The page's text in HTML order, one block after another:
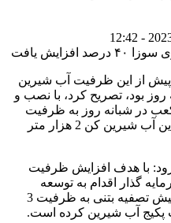
پیش از این ظرفیت آب شیرین
شبانه روز بود، تصریح کرد، با نصب و
جدید، 800 متر مکعب در شبانه روز به ظرفیت
سوزا اضافه و در حال حاضر تولید این آب شیرین کن 2 هزار متر
با هدف افزایش ظرفیت
گذار اقدام به توسعه
حوضچه آبگیر دریا، احداث یک باب پیش تصفیه بتنی به ظرفیت 3
آب شیرین کرده است.